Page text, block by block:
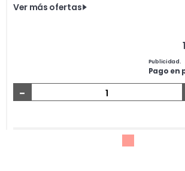
Ver más ofertas
Publicidad.
Pago en
-